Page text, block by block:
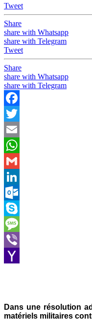
Tweet
Share
share with Whatsapp
share with Telegram
Tweet
Share
share with Whatsapp
share with Telegram
Facebook
Twitter
Email
WhatsApp
Gmail
LinkedIn
Outlook.com
Skype
Message
Viber
Dans une résolution
matériels militaires